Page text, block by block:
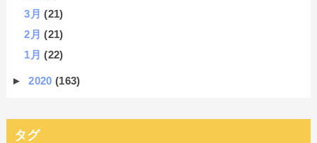
3月(21)
2月(21)
1月(22)
►2020(163)
タグ